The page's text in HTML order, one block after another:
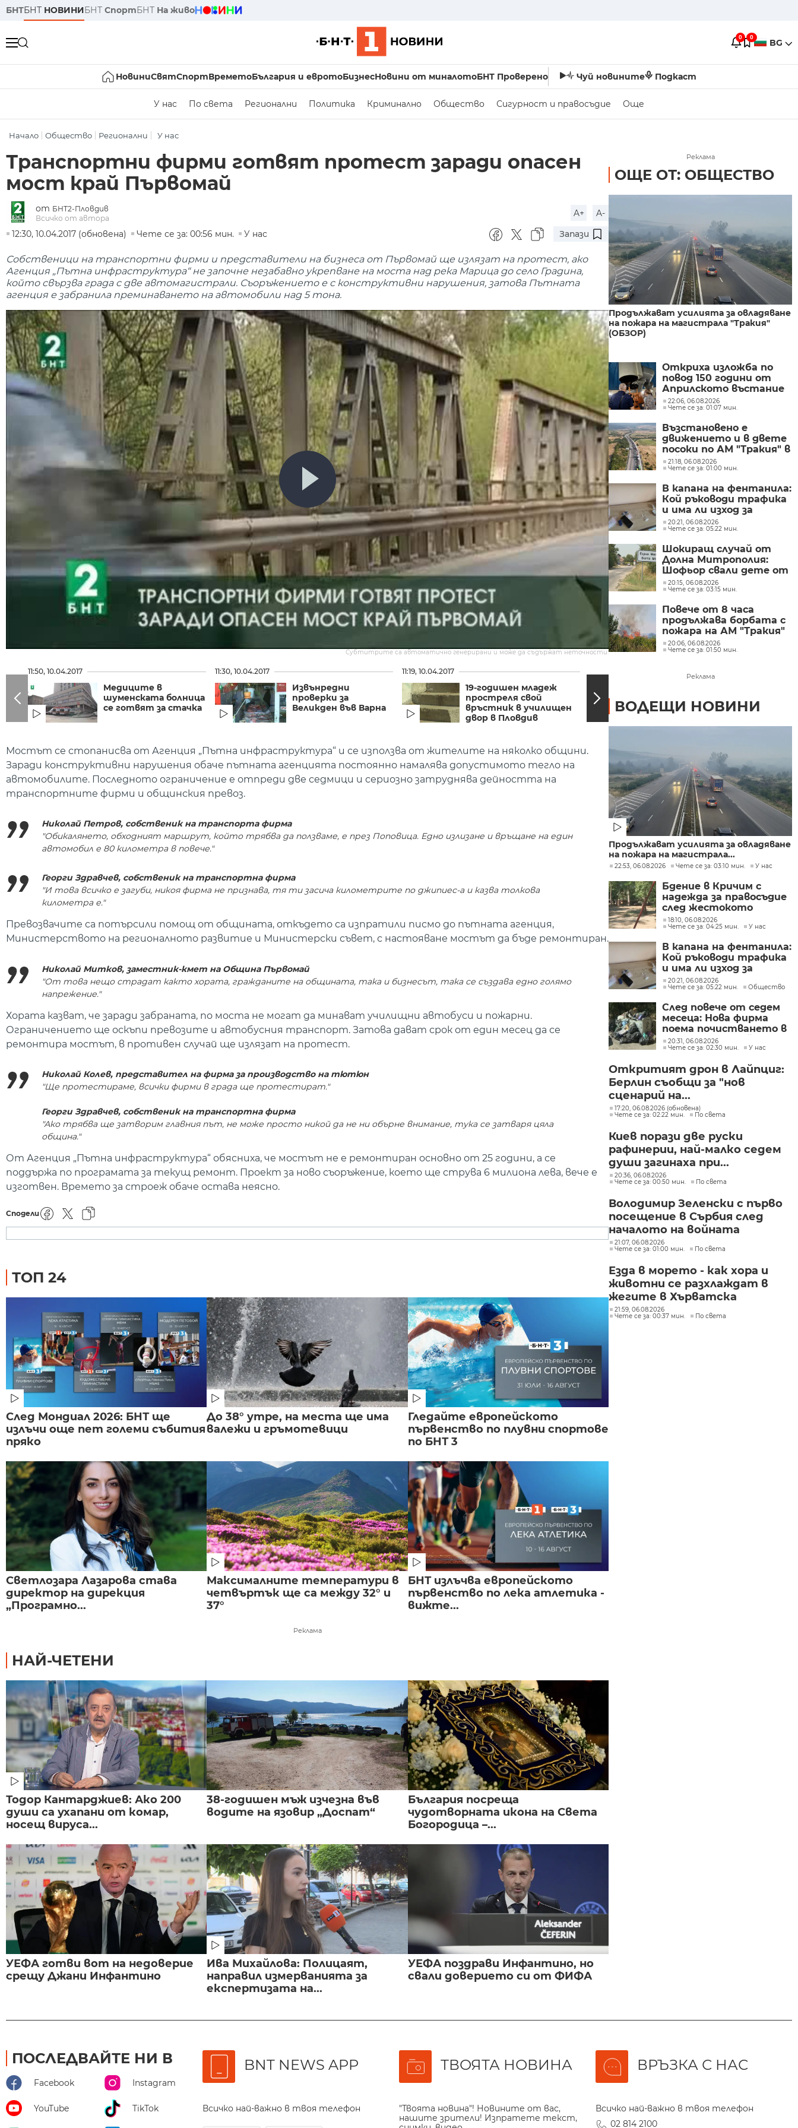
БНТБНТ НОВИНИБНТ СпортБНТ На живо
0 0 BG
НовиниСвятСпортВреметоБългария и евротоБизнесНовини от миналотоБНТ Проверено Чуй новините Подкаст
У нас По света Регионални Политика Криминално Общество Сигурност и правосъдие Още
Начало Общество Регионални У нас
Транспортни фирми готвят протест заради опасен
мост край Първомай
от БНТ2-Пловдив
Всичко от автора
A+
A-
12:30, 10.04.2017 (обновена)
Чете се за: 00:56 мин. У нас Запази
Собственици на транспортни фирми и представители на бизнеса от Първомай ще излязат на протест, ако
Агенция „Пътна инфраструктура“ не започне незабавно укрепване на моста над река Марица до село Градина,
който свързва града с две автомагистрали. Съоръжението е с конструктивни нарушения, затова Пътната
агенция е забранила преминаването на автомобили над 5 тона.
Субтитрите са автоматично генерирани и може да съдържат неточности.
11:50, 10.04.2017
Mедиците в
шуменската болница
се готвят за стачка
11:30, 10.04.2017
Извънредни
проверки за
Великден във Варна
11:19, 10.04.2017
19-годишен младеж
простреля свой
връстник в училищен
двор в Пловдив
училище
Мостът се стопанисва от Агенция „Пътна инфраструктура“ и се използва от жителите на няколко общини.
Заради конструктивни нарушения обаче пътната агенцията постоянно намалява допустимото тегло на
автомобилите. Последното ограничение е отпреди две седмици и сериозно затруднява дейността на
транспортните фирми и общинския превоз.
Николай Петров, собственик на транспорта фирма
"Обикалянето, обходният маршрут, който трябва да ползваме, е през Поповица. Едно излизане и връщане на един
автомобил е 80 километра в повече."
Георги Здравчев, собственик на транспортна фирма
"И това всичко е загуби, никоя фирма не признава, тя ти засича километрите по джипиес-а и казва толкова
километра е."
Превозвачите са потърсили помощ от общината, откъдето са изпратили писмо до пътната агенция,
Министерството на регионалното развитие и Министерски съвет, с настояване мостът да бъде ремонтиран.
Николай Митков, заместник-кмет на Община Първомай
"От това нещо страдат както хората, гражданите на общината, така и бизнесът, така се създава едно голямо
напрежение."
Хората казват, че заради забраната, по моста не могат да минават училищни автобуси и пожарни.
Ограничението ще оскъпи превозите и автобусния транспорт. Затова дават срок от един месец да се
ремонтира мостът, в противен случай ще излязат на протест.
Николай Колев, представител на фирма за производство на тютюн
"Ще протестираме, всички фирми в града ще протестират."
Георги Здравчев, собственик на транспортна фирма
"Ако трябва ще затворим главния път, не може просто никой да не ни обърне внимание, тука се затваря цяла
община."
От Агенция „Пътна инфраструктура“ обясниха, че мостът не е ремонтиран основно от 25 години, а се
поддържа по програмата за текущ ремонт. Проект за ново съоръжение, което ще струва 6 милиона лева, вече е
изготвен. Времето за строеж обаче остава неясно.
Сподели
ТОП 24
След Мондиал 2026: БНТ ще
излъчи още пет големи събития
пряко
До 38° утре, на места ще има
валежи и гръмотевици
Гледайте европейското
първенство по плувни спортове
по БНТ 3
Светлозара Лазарова става
директор на дирекция
„Програмно...
Максималните температури в
четвъртък ще са между 32° и
37°
БНТ излъчва европейското
първенство по лека атлетика -
вижте...
Реклама
НАЙ-ЧЕТЕНИ
Тодор Кантарджиев: Ако 200
души са ухапани от комар,
носещ вируса...
38-годишен мъж изчезна във
водите на язовир „Доспат“
България посреща
чудотворната икона на Света
Богородица –...
УЕФА готви вот на недоверие
срещу Джани Инфантино
Ива Михайлова: Полицаят,
направил измерванията за
експертизата на...
УЕФА поздрави Инфантино, но
свали доверието си от ФИФА
Реклама
ОЩЕ ОТ: ОБЩЕСТВО
Продължават усилията за овладяване
на пожара на магистрала "Тракия"
(ОБЗОР)
Откриха изложба по
повод 150 години от
Априлското въстание
в Обсерваторията в
Рожен
22:06, 06.08.2026
Чете се за: 01:07 мин.
Възстановено е
движението и в двете
посоки по АМ "Тракия" в
района на 69-ия
километър
21:18, 06.08.2026
Чете се за: 01:00 мин.
В капана на фентанила:
Кой ръководи трафика
и има ли изход за
пристрастените?
20:21, 06.08.2026
Чете се за: 05:22 мин.
Шокиращ случай от
Долна Митрополия:
Шофьор свали дете от
автобус и го остави на
пътя в жегата
20:15, 06.08.2026
Чете се за: 03:15 мин.
Повече от 8 часа
продължава борбата с
пожара на АМ "Тракия"
при отбивката към
Велинград
20:06, 06.08.2026
Чете се за: 01:50 мин.
Реклама
ВОДЕЩИ НОВИНИ
Продължават усилията за овладяване
на пожара на магистрала...
22:53, 06.08.2026 Чете се за: 03:10 мин. У нас
Бдение в Кричим с
надежда за правосъдие
след жестокото
убийство на млад мъж
в Пловдив от
18:10, 06.08.2026
Чете се за: 04:25 мин.
У нас
В капана на фентанила:
Кой ръководи трафика
и има ли изход за
пристрастените?
20:21, 06.08.2026
Чете се за: 05:22 мин.
Общество
След повече от седем
месеца: Нова фирма
поема почистването в
столичните райони
"Слатина", "Подуяне" и
20:31, 06.08.2026
Чете се за: 02:30 мин.
У нас
Откритият дрон в Лайпциг:
Берлин съобщи за "нов
сценарий на...
17:20, 06.08.2026 (обновена)
Чете се за: 02:22 мин.
По света
Киев порази две руски
рафинерии, най-малко седем
души загинаха при...
20:36, 06.08.2026
Чете се за: 00:50 мин.
По света
Володимир Зеленски с първо
посещение в Сърбия след
началото на войната
21:07, 06.08.2026
Чете се за: 01:00 мин.
По света
Езда в морето - как хора и
животни се разхлаждат в
жегите в Хърватска
21:59, 06.08.2026
Чете се за: 00:37 мин.
По света
ПОСЛЕДВАЙТЕ НИ В
Facebook Instagram
YouTube TikTok
BNT NEWS APP
Всичко най-важно в твоя телефон
ТВОЯТА НОВИНА
"Твоята новина"! Новините от вас,
нашите зрители! Изпратете текст,
ВРЪЗКА С НАС
Всичко най-важно в твоя телефон
02 814 2100